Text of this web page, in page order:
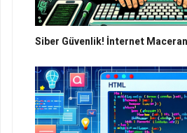
Siber Güvenlik! İnternet